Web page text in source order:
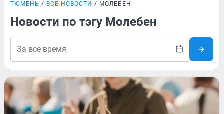
ТЮМЕНЬ ВСЕ НОВОСТИ МОЛЕБЕН
Новости по тэгу Молебен